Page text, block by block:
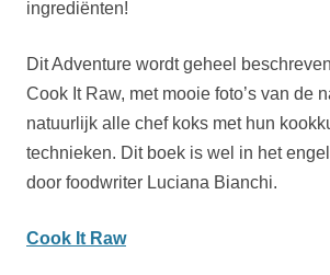
ingrediënten!
Dit Adventure wordt geheel
Cook It Raw, met mooie foto’s van de
natuurlijk alle chef koks met hun
technieken. Dit boek is wel in het
door foodwriter Luciana Bianchi.
Cook It Raw